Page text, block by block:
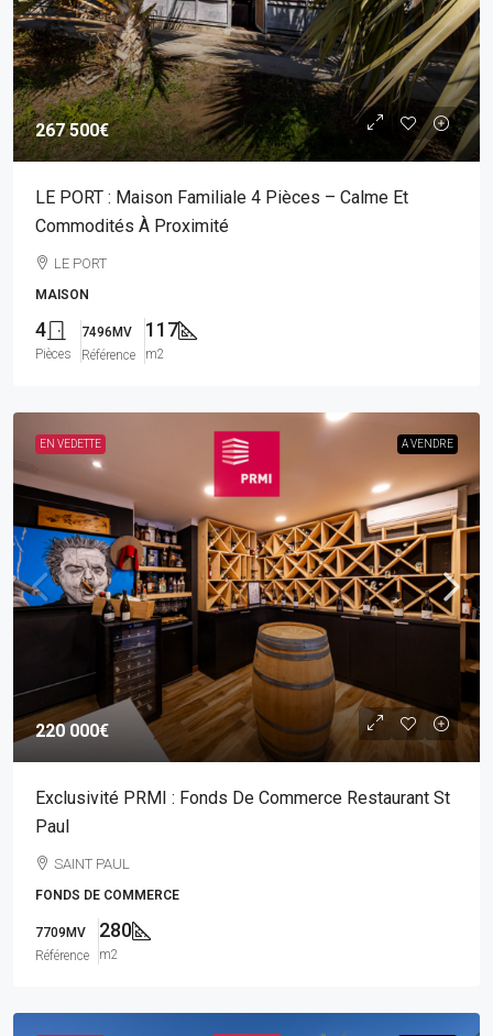
267 500€
LE PORT : Maison Familiale 4 Pièces – Calme Et
Commodités À Proximité
LE PORT
MAISON
4
Pièces
7496MV
Référence
117
m2
EN VEDETTE A VENDRE
220 000€
Exclusivité PRMI : Fonds De Commerce Restaurant St
Paul
SAINT PAUL
FONDS DE COMMERCE
7709MV
Référence
280
m2